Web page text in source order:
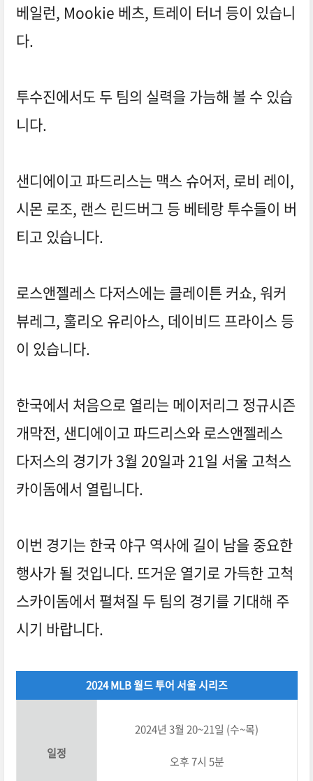
베일런, Mookie 베츠, 트레이 터너 등이 있습니
다.
투수진에서도 두 팀의 실력을 가늠해 볼 수 있습
니다.
샌디에이고 파드리스는 맥스 슈어저, 로비 레이,
시몬 로조, 랜스 린드버그 등 베테랑 투수들이 버
티고 있습니다.
로스앤젤레스 다저스에는 클레이튼 커쇼, 워커
뷰레그, 훌리오 유리아스, 데이비드 프라이스 등
이 있습니다.
한국에서 처음으로 열리는 메이저리그 정규시즌
개막전, 샌디에이고 파드리스와 로스앤젤레스
다저스의 경기가 3월 20일과 21일 서울 고척스
카이돔에서 열립니다.
이번 경기는 한국 야구 역사에 길이 남을 중요한
행사가 될 것입니다. 뜨거운 열기로 가득한 고척
스카이돔에서 펼쳐질 두 팀의 경기를 기대해 주
시기 바랍니다.
2024 MLB 월드 투어 서울 시리즈
일정
2024년 3월 20~21일 (수~목)
오후 7시 5분